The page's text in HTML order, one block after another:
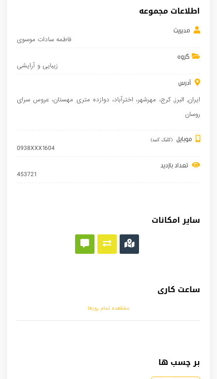
اطلاعات مجموعه
مدیریت
فاطمه سادات موسوی
گروه
زیبایی و آرایشی
آدرس
ایران,البرز,کرج، مهرشهر، اخترآباد، دوازده متری مهستان، عروس سرای
روسان
موبایل (کلیک کنید)
0938XXX1604
تعداد بازدید
453721
سایر امکانات
ساعت کاری
مشاهده تمام روزها
بر چسب ها